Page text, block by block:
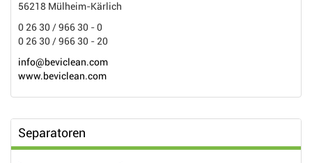
56218 Mülheim-Kärlich
0 26 30 / 966 30 - 0
0 26 30 / 966 30 - 20
info@beviclean.com
www.beviclean.com
Separatoren